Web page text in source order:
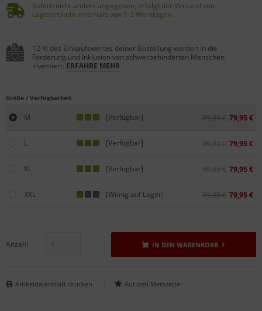
Sofern nicht anders angegeben, erfolgt der Versand von
Lagerartikeln innerhalb von 1-3 Werktagen.
12 % des Einkaufswertes deiner Bestellung werden in die
Förderung und Inklusion von schwerbehinderten Menschen
investiert. ERFAHRE MEHR
Größe / Verfügbarkeit
M [Verfügbar] 99,95 € 79,95 €
L [Verfügbar] 99,95 € 79,95 €
XL [Verfügbar] 99,95 € 79,95 €
3XL [Wenig auf Lager] 99,95 € 79,95 €
Anzahl IN DEN WARENKORB
Artikeldatenblatt drucken